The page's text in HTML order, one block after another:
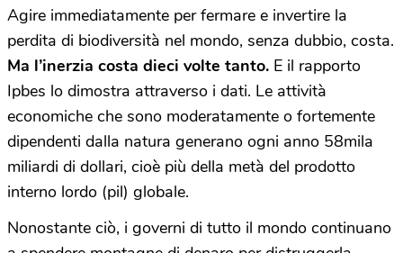
Agire immediatamente per fermare e invertire la
perdita di biodiversità nel mondo, senza dubbio, costa.
Ma l’inerzia costa dieci volte tanto. E il rapporto
Ipbes lo dimostra attraverso i dati. Le attività
economiche che sono moderatamente o fortemente
dipendenti dalla natura generano ogni anno 58mila
miliardi di dollari, cioè più della metà del prodotto
interno lordo (pil) globale.
Nonostante ciò, i governi di tutto il mondo continuano